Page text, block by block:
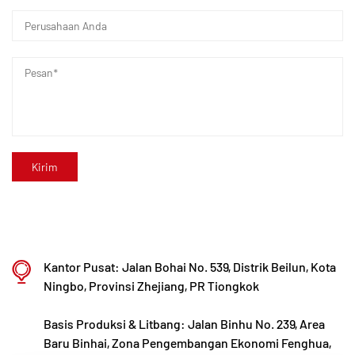
Fasilitas ini didedikasikan untuk penelitian dan
inovasi produk dan pengembangan merek, dengan
tujuan menjadi pemimpin yang diakui secara global
polimer.Kantor Pusat: Jalan Bohai No. 539, Distrik Beilun, Kota
Ningbo, Provinsi Zhejiang, PR Tiongkok
Basis Produksi & Litbang: Jalan Binhu No. 239, Area
Baru Binhai, Zona Pengembangan Ekonomi Fenghua,